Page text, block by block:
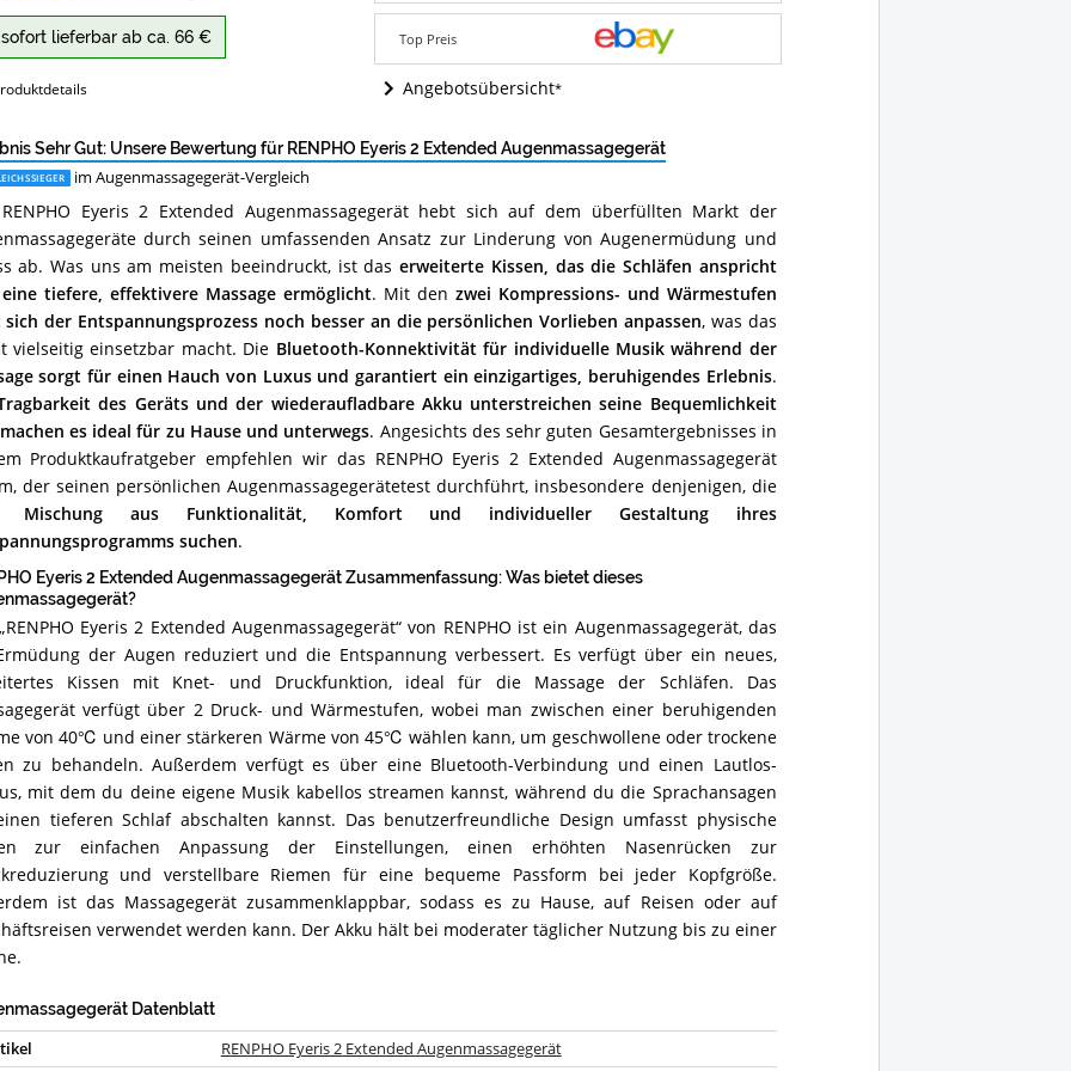
sofort lieferbar ab ca. 66 €
Angebote:
Wo
Augenmassagegerät
Top Preis
Angebotsübersicht
Sehr Gut: Unsere Bewertung für RENPHO Eyeris 2 Extended Augenmassagegerät
im Augenmassagegerät-Vergleich
Eyeris 2 Extended Augenmassagegerät hebt sich auf dem überfüllten Markt der
durch seinen umfassenden Ansatz zur Linderung von Augenermüdung und
ab. Was uns am meisten beeindruckt, ist daserweiterte Kissen, das die Schläfen anspricht
tiefere, effektivere Massage ermöglicht. Mit den zwei Kompressions- und Wärmestufen
sich der Entspannungsprozess noch besser an die persönlichen Vorlieben anpassen, was das
vielseitig einsetzbar macht. Die Bluetooth-Konnektivität für individuelle Musik während der
sorgt für einen Hauch von Luxus und garantiert ein einzigartiges, beruhigendes Erlebnis.
des Geräts und der wiederaufladbare Akku unterstreichen seine Bequemlichkeit
es ideal für zu Hause und unterwegs. Angesichts des sehr guten Gesamtergebnisses in
Produktkaufratgeber empfehlen wir das RENPHO Eyeris 2 Extended Augenmassagegerät
der seinen persönlichen Augenmassagegerätetest durchführt, insbesondere denjenigen, die
Mischung aus Funktionalität, Komfort und individueller Gestaltung ihres
suchen.
Eyeris 2 Extended Augenmassagegerät Zusammenfassung: Was bietet dieses
Eyeris 2 Extended Augenmassagegerät“ von RENPHO ist ein Augenmassagegerät, das
der Augen reduziert und die Entspannung verbessert. Es verfügt über ein neues,
Kissen mit Knet- und Druckfunktion, ideal für die Massage der Schläfen. Das
verfügt über 2 Druck- und Wärmestufen, wobei man zwischen einer beruhigenden
von 40℃ und einer stärkeren Wärme von 45℃ wählen kann, um geschwollene oder trockene
zu behandeln. Außerdem verfügt es über eine Bluetooth-Verbindung und einen Lautlos-
mit dem du deine eigene Musik kabellos streamen kannst, während du die Sprachansagen
tieferen Schlaf abschalten kannst. Das benutzerfreundliche Design umfasst physische
zur einfachen Anpassung der Einstellungen, einen erhöhten Nasenrücken zur
und verstellbare Riemen für eine bequeme Passform bei jeder Kopfgröße.
ist das Massagegerät zusammenklappbar, sodass es zu Hause, auf Reisen oder auf
verwendet werden kann. Der Akku hält bei moderater täglicher Nutzung bis zu einer
Datenblatt
RENPHO Eyeris 2 Extended Augenmassagegerät